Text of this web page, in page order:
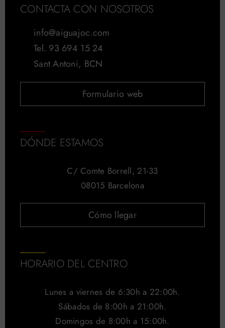
CONTACTA CON NOSOTROS
info@aiguajoc.com
Tel. 93 694 15 24
Sant Antoni, BCN
Formulario web
DÓNDE ESTAMOS
C/ Comte Borrell, 21-33
08015 Barcelona
Cómo llegar
HORARIO DEL CENTRO
Lunes a viernes de 6:30h a 22:00h.
Sábados de 8:00h a 21:00h.
Domingos de 8:00h a 15:00h.